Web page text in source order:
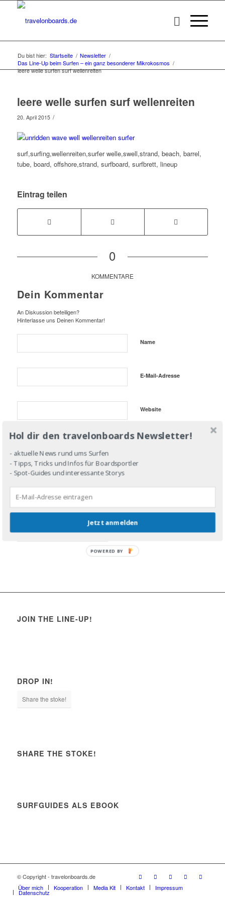
Du bist hier: Startseite / Newsletter /
Das Line-Up beim Surfen – ein ganz besonderer Mikrokosmos /
leere welle surfen surf wellenreiten
leere welle surfen surf wellenreiten
20. April 2015 /
surf,surfing,wellenreiten,surfer welle,swell,strand, beach, barrel,
tube, board, offshore,strand, surfboard, surfbrett, lineup
Eintrag teilen
0
KOMMENTARE
Dein Kommentar
An Diskussion beteiligen?
Hinterlasse uns Deinen Kommentar!
Name
E-Mail-Adresse
Website
JOIN THE LINE-UP!
DROP IN!
Share the stoke!
SHARE THE STOKE!
SURFGUIDES ALS EBOOK
© Copyright - travelonboards.de
Über mich
Kooperation Media Kit Kontakt Impressum
Datenschutz
Hol dir den travelonboards Newsletter!
- aktuelle News rund ums Surfen
- Tipps, Tricks und Infos für Boardsportler
- Spot-Guides und interessante Storys
Jetzt anmelden
POWERED BY